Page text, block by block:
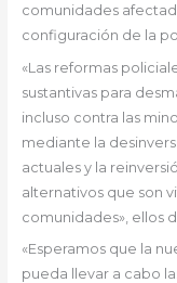
comunidades
configuración de la
«Las reformas
sustantivas para
incluso contra las
mediante la
actuales y la
alternativos que son
comunidades», ellos
«Esperamos que la
pueda llevar a cabo